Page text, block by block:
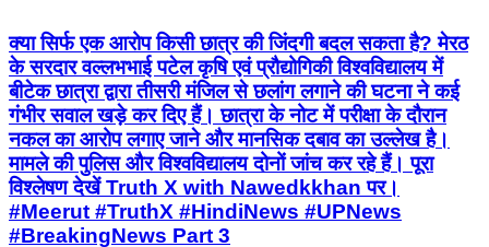
क्या सिर्फ एक आरोप किसी छात्र की जिंदगी बदल सकता है? मेरठ
के सरदार वल्लभभाई पटेल कृषि एवं प्रौद्योगिकी विश्वविद्यालय में
बीटेक छात्रा द्वारा तीसरी मंजिल से छलांग लगाने की घटना ने कई
गंभीर सवाल खड़े कर दिए हैं। छात्रा के नोट में परीक्षा के दौरान
नकल का आरोप लगाए जाने और मानसिक दबाव का उल्लेख है।
मामले की पुलिस और विश्वविद्यालय दोनों जांच कर रहे हैं। पूरा
विश्लेषण देखें Truth X with Nawedkkhan पर।
#Meerut #TruthX #HindiNews #UPNews
#BreakingNews Part 3